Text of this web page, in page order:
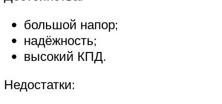
большой напор;
надёжность;
высокий КПД.
Недостатки: